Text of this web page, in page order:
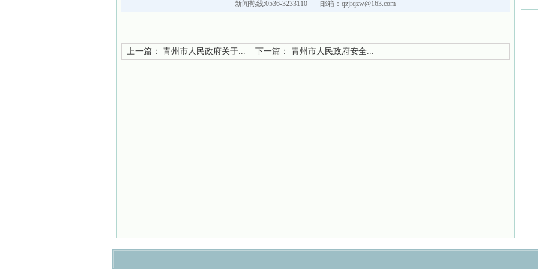
新闻热线:0536-3233110 邮箱：qzjrqzw@163.com
上一篇： 青州市人民政府关于... 下一篇： 青州市人民政府安全...